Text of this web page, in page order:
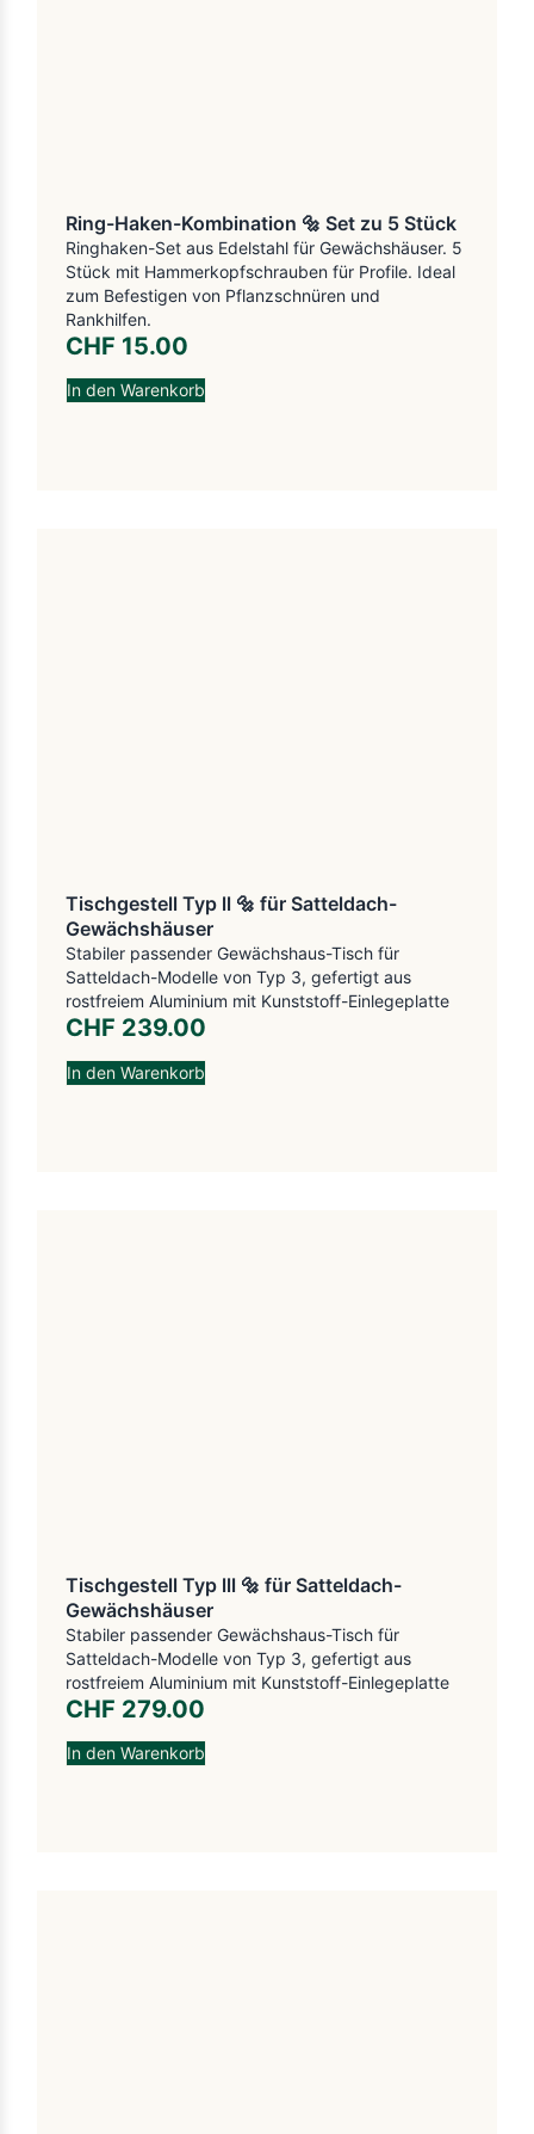
Ring-Haken-Kombination 🔩 Set zu 5 Stück
Ringhaken-Set aus Edelstahl für Gewächshäuser. 5
Stück mit Hammerkopfschrauben für Profile. Ideal
zum Befestigen von Pflanzschnüren und
Rankhilfen.
CHF 15.00
In den Warenkorb
Tischgestell Typ ll 🔩 für Satteldach-
Gewächshäuser
Stabiler passender Gewächshaus-Tisch für
Satteldach-Modelle von Typ 3, gefertigt aus
rostfreiem Aluminium mit Kunststoff-Einlegeplatte
CHF 239.00
In den Warenkorb
Tischgestell Typ lll 🔩 für Satteldach-
Gewächshäuser
Stabiler passender Gewächshaus-Tisch für
Satteldach-Modelle von Typ 3, gefertigt aus
rostfreiem Aluminium mit Kunststoff-Einlegeplatte
CHF 279.00
In den Warenkorb